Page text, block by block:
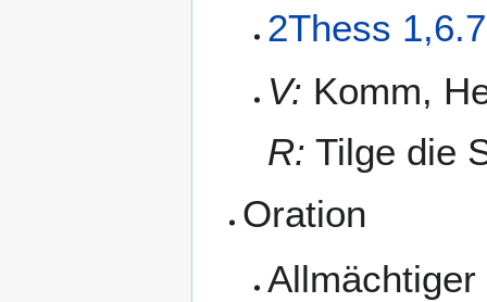
2Thess
V: Komm,
R: Tilge die
Oration